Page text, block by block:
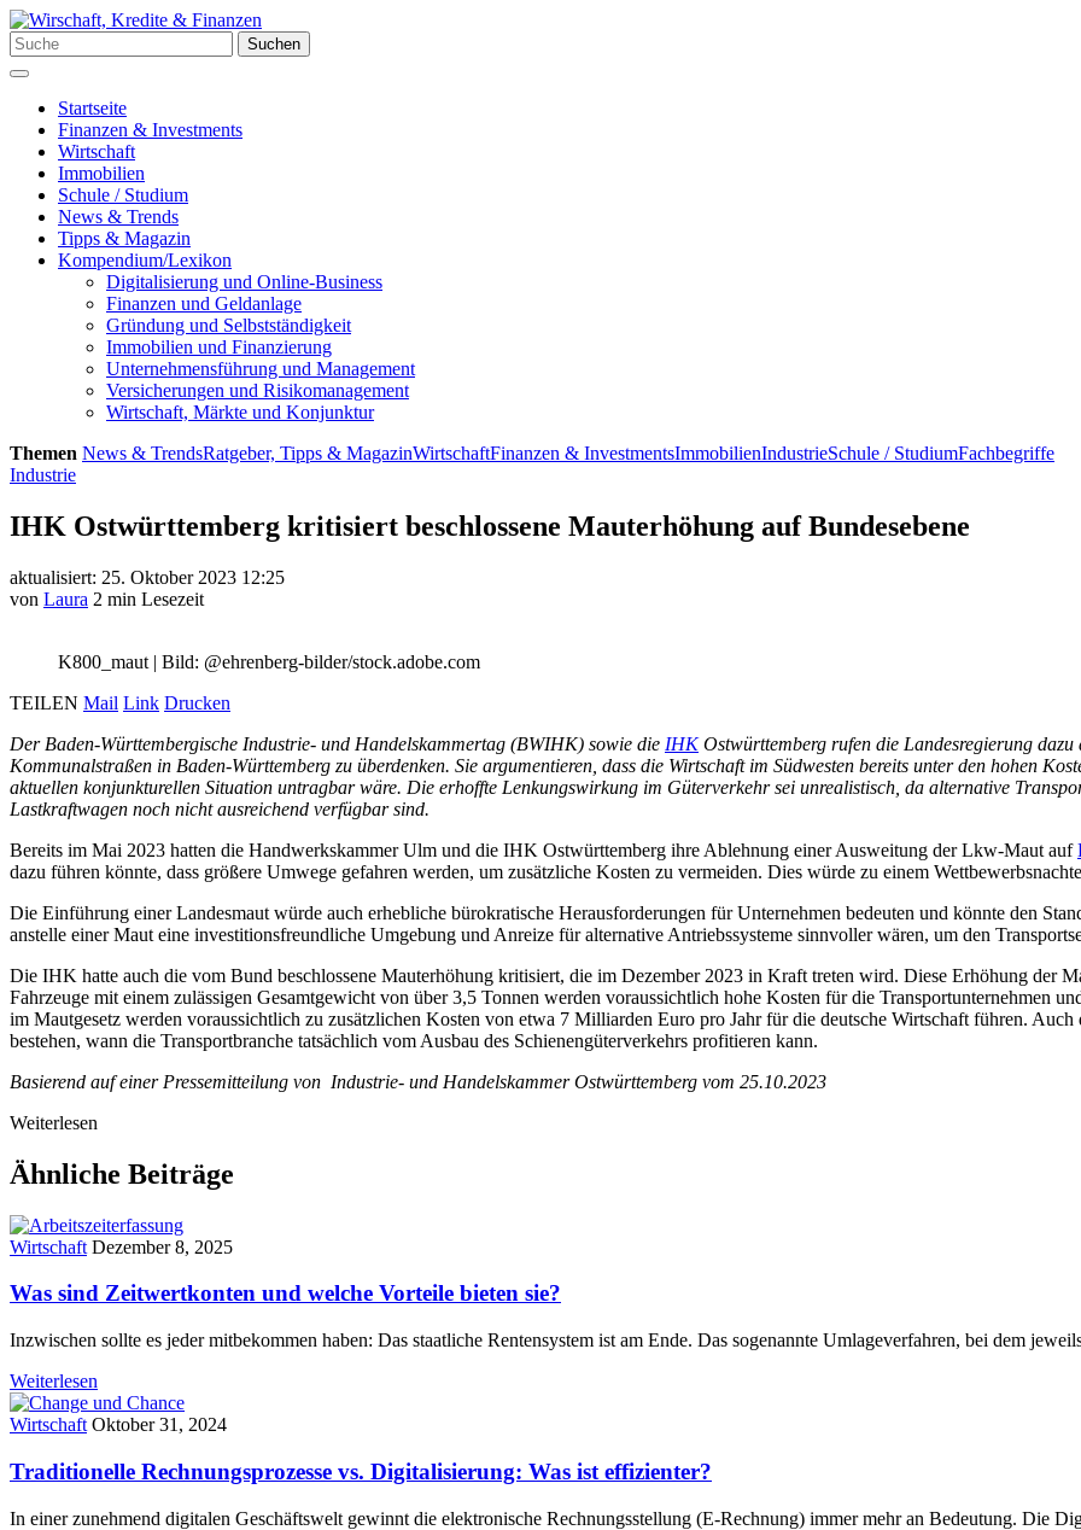
Zum
Inhalt
springen
Suchen
nach:
Suchen
Menü
Startseite
Finanzen & Investments
Wirtschaft
Immobilien
Schule / Studium
News & Trends
Tipps & Magazin
Kompendium/Lexikon
Digitalisierung und Online-Business
Finanzen und Geldanlage
Gründung und Selbstständigkeit
Immobilien und Finanzierung
Unternehmensführung und Management
Versicherungen und Risikomanagement
Wirtschaft, Märkte und Konjunktur
Themen News & TrendsRatgeber, Tipps & MagazinWirtschaftFinanzen & InvestmentsImmobilienIndustrieSchule / StudiumFachbegriffe
Industrie
IHK Ostwürttemberg kritisiert beschlossene Mauterhöhung auf Bundesebene
aktualisiert: 25. Oktober 2023 12:25
von Laura 2 min Lesezeit
K800_maut | Bild: @ehrenberg-bilder/stock.adobe.com
TEILEN Mail Link Drucken
Der Baden-Württembergische Industrie- und Handelskammertag (BWIHK) sowie die IHKOstwürttemberg rufen die Landesregierung
Kommunalstraßen in Baden-Württemberg zu überdenken. Sie argumentieren, dass die Wirtschaft im Südwesten bereits unter den hohen
aktuellen konjunkturellen Situation untragbar wäre. Die erhoffte Lenkungswirkung im Güterverkehr sei unrealistisch, da alternative
Lastkraftwagen noch nicht ausreichend verfügbar sind.
Bereits im Mai 2023 hatten die Handwerkskammer Ulm und die IHK Ostwürttemberg ihre Ablehnung einer Ausweitung der Lkw-Maut auf
dazu führen könnte, dass größere Umwege gefahren werden, um zusätzliche Kosten zu vermeiden. Dies würde zu einem
Die Einführung einer Landesmaut würde auch erhebliche bürokratische Herausforderungen für Unternehmen bedeuten und könnte den
anstelle einer Maut eine investitionsfreundliche Umgebung und Anreize für alternative Antriebssysteme sinnvoller wären, um den
Die IHK hatte auch die vom Bund beschlossene Mauterhöhung kritisiert, die im Dezember 2023 in Kraft treten wird. Diese Erhöhung der
Fahrzeuge mit einem zulässigen Gesamtgewicht von über 3,5 Tonnen werden voraussichtlich hohe Kosten für die Transportunternehmen
im Mautgesetz werden voraussichtlich zu zusätzlichen Kosten von etwa 7 Milliarden Euro pro Jahr für die deutsche Wirtschaft führen.
bestehen, wann die Transportbranche tatsächlich vom Ausbau des Schienengüterverkehrs profitieren kann.
Basierend auf einer Pressemitteilung von Industrie- und Handelskammer Ostwürttemberg vom 25.10.2023
Weiterlesen
Ähnliche Beiträge
Wirtschaft Dezember 8, 2025
Was sind Zeitwertkonten und welche Vorteile bieten sie?
Inzwischen sollte es jeder mitbekommen haben: Das staatliche Rentensystem ist am Ende. Das sogenannte Umlageverfahren, bei dem
Weiterlesen
Wirtschaft Oktober 31, 2024
Traditionelle Rechnungsprozesse vs. Digitalisierung: Was ist effizienter?
In einer zunehmend digitalen Geschäftswelt gewinnt die elektronische Rechnungsstellung (E-Rechnung) immer mehr an Bedeutung. Die